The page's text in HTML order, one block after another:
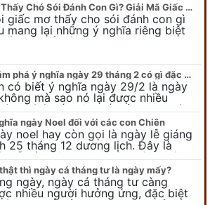
Mơ Thấy Chó Sói Đánh Con Gì? Giải Mã Giấc Mơ Bí Ẩn
giấc mơ thấy cho sói đánh con gì
mang lại những ý nghĩa riêng biệt
có thể phản ánh tâm trạng, suy nghĩ
Khám phá ý nghĩa ngày 29 tháng 2 có gì đặc biệt?
có biết ý nghĩa ngày 29/2 là ngày
mà sao nó lại được nhiều
chú ý đến vậy. Tất cả mọi người
cho rằng đây…
ngày Noel đối với các con Chiên
noel hay còn gọi là ngày lễ giáng
25 tháng 12 dương lịch. Đây là
lễ của bên thiên chúa giáo, ngày
chúa giáng sinh,…
thì ngày cá tháng tư là ngày mấy?
ngày, ngày cá tháng tư càng
nhiều người hưởng ứng, đặc biệt